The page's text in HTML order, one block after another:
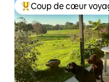
Coup de cœur
Coup de cœur